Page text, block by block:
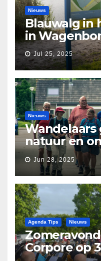
Nieuws
Blauwalg in
in
Jul 25, 2025
Nieuws
Wandelaars
natuur en
tijdens
Jun 28, 2025
Agenda Tips Nieuws
Corpore op